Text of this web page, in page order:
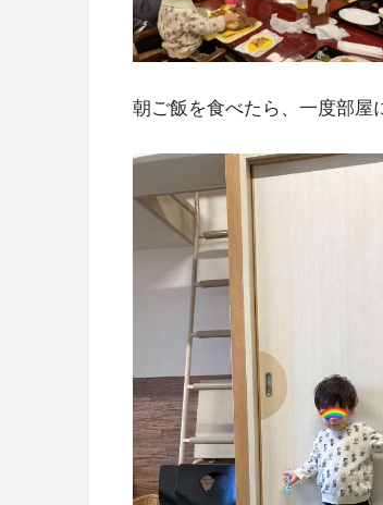
朝ご飯を食べたら、一度部屋